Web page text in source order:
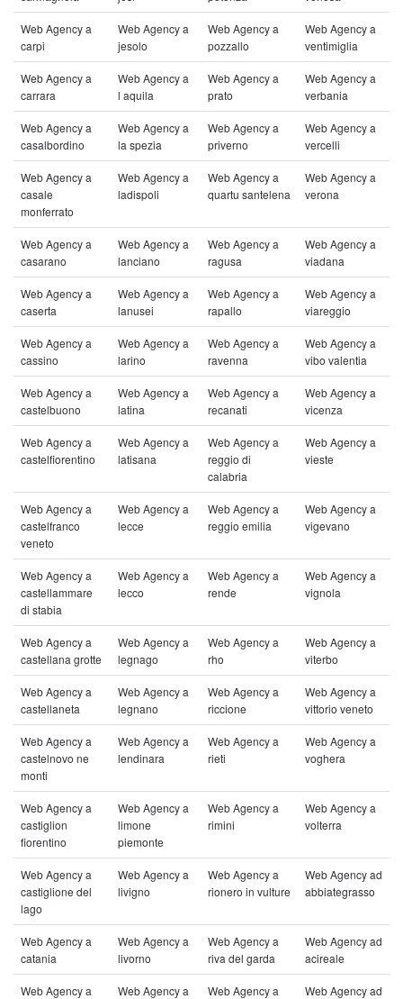
Web Agency a
carpi
Web Agency a
jesolo
Web Agency a
pozzallo
Web Agency a
ventimiglia
Web Agency a
carrara
Web Agency a
l aquila
Web Agency a
prato
Web Agency a
verbania
Web Agency a
casalbordino
Web Agency a
la spezia
Web Agency a
priverno
Web Agency a
vercelli
Web Agency a
casale
monferrato
Web Agency a
ladispoli
Web Agency a
quartu santelena
Web Agency a
verona
Web Agency a
casarano
Web Agency a
lanciano
Web Agency a
ragusa
Web Agency a
viadana
Web Agency a
caserta
Web Agency a
lanusei
Web Agency a
rapallo
Web Agency a
viareggio
Web Agency a
cassino
Web Agency a
larino
Web Agency a
ravenna
Web Agency a
vibo valentia
Web Agency a
castelbuono
Web Agency a
latina
Web Agency a
recanati
Web Agency a
vicenza
Web Agency a
castelfiorentino
Web Agency a
latisana
Web Agency a
reggio di
calabria
Web Agency a
vieste
Web Agency a
castelfranco
veneto
Web Agency a
lecce
Web Agency a
reggio emilia
Web Agency a
vigevano
Web Agency a
castellammare
di stabia
Web Agency a
lecco
Web Agency a
rende
Web Agency a
vignola
Web Agency a
castellana grotte
Web Agency a
legnago
Web Agency a
rho
Web Agency a
viterbo
Web Agency a
castellaneta
Web Agency a
legnano
Web Agency a
riccione
Web Agency a
vittorio veneto
Web Agency a
castelnovo ne
monti
Web Agency a
lendinara
Web Agency a
rieti
Web Agency a
voghera
Web Agency a
castiglion
fiorentino
Web Agency a
limone
piemonte
Web Agency a
rimini
Web Agency a
volterra
Web Agency a
castiglione del
lago
Web Agency a
livigno
Web Agency a
rionero in vulture
Web Agency ad
abbiategrasso
Web Agency a
catania
Web Agency a
livorno
Web Agency a
riva del garda
Web Agency ad
acireale
Web Agency a
Web Agency a
Web Agency a
Web Agency ad